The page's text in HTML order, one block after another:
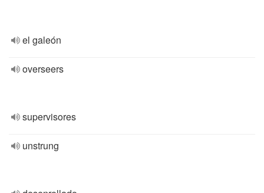
el galeón
overseers
supervisores
unstrung